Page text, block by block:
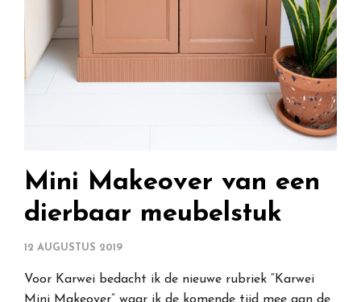
Mini Makeover van een
dierbaar meubelstuk
12 AUGUSTUS 2019
Voor Karwei bedacht ik de nieuwe rubriek “Karwei